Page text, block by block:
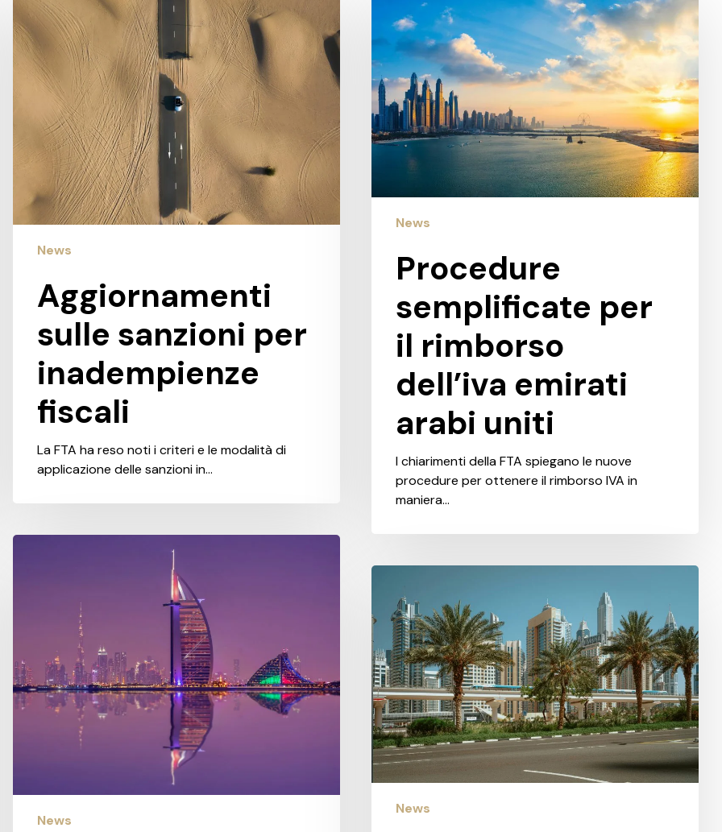
sanzioni
per
inadempienze
fiscali
News
Aggiornamenti
sulle sanzioni per
inadempienze
fiscali
La FTA ha reso noti i criteri e le modalità di
applicazione delle sanzioni in…
semplificate
rimborso
dell’iva
emirati
arabi
uniti
News
Procedure
semplificate per
il rimborso
dell’iva emirati
arabi uniti
I chiarimenti della FTA spiegano le nuove
procedure per ottenere il rimborso IVA in
maniera…
Chiarimenti
investimenti
e
start-
up
News
Conformità
sistemi
contabili
e
requisiti
di
reporting
News